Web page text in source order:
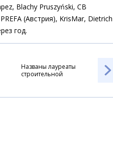
Blachy Pruszyński, CB
(Австрия), KrisMar, Dietrich
год.
Названы лауреаты
строительной